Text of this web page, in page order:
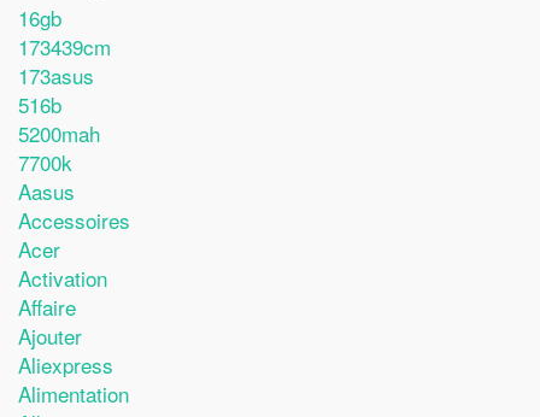
16gb
173439cm
173asus
516b
5200mah
7700k
Aasus
Accessoires
Acer
Activation
Affaire
Ajouter
Aliexpress
Alimentation